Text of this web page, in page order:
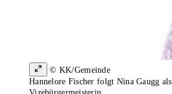
© KK/Gemeinde
Hannelore Fischer folgt Nina Gaugg als